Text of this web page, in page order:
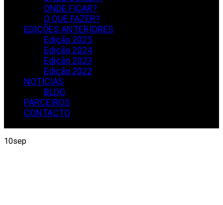
ONDE FICAR?
O QUE FAZER?
EDIÇÕES ANTERIORES
Edição 2025
Edição 2024
Edição 2023
Edição 2022
NOTÍCIAS
BLOG
PARCEIROS
CONTACTO
10sep